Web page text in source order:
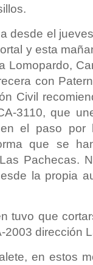
desde el
y esta
Lomopardo,
con
Civil
3110, que
el paso por
que se
Pachecas.
la propia
tuvo que
2003 dirección
en estos